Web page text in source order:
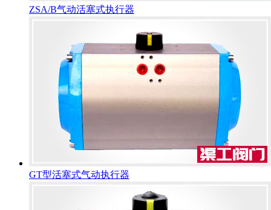
ZSA/B气动活塞式执行器
GT型活塞式气动执行器